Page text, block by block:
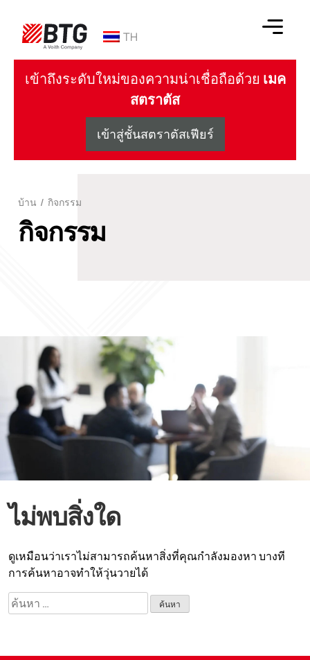
เนื้อหา
TH
เข้าถึงระดับใหม่ของความน่าเชื่อถือด้วย เมค
สตราตัส
เข้าสู่ชั้นสตราตัสเฟียร์
บ้าน / กิจกรรม
กิจกรรม
ไม่พบสิ่งใด
ดูเหมือนว่าเราไม่สามารถค้นหาสิ่งที่คุณกำลังมองหา บางที
การค้นหาอาจทำให้วุ่นวายได้
ค้นหา
สำหรับ: